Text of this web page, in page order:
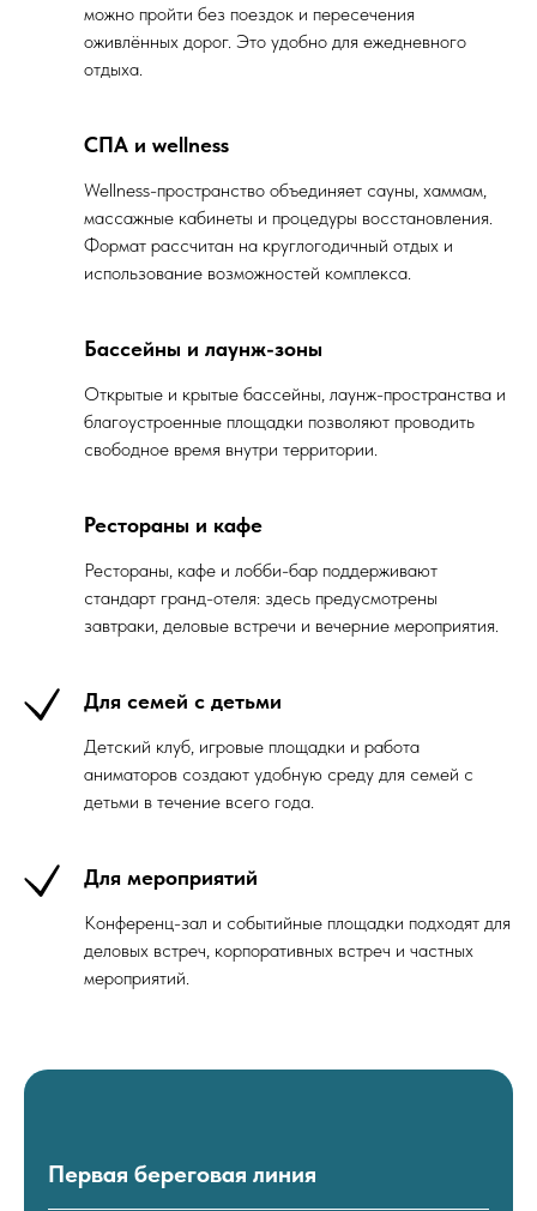
можно пройти без поездок и пересечения
оживлённых дорог. Это удобно для ежедневного
отдыха.
СПА и wellness
Wellness-пространство объединяет сауны, хаммам,
массажные кабинеты и процедуры восстановления.
Формат рассчитан на круглогодичный отдых и
использование возможностей комплекса.
Бассейны и лаунж-зоны
Открытые и крытые бассейны, лаунж-пространства и
благоустроенные площадки позволяют проводить
свободное время внутри территории.
Рестораны и кафе
Рестораны, кафе и лобби-бар поддерживают
стандарт гранд-отеля: здесь предусмотрены
завтраки, деловые встречи и вечерние мероприятия.
Для семей с детьми
Детский клуб, игровые площадки и работа
аниматоров создают удобную среду для семей с
детьми в течение всего года.
Для мероприятий
Конференц-зал и событийные площадки подходят для
деловых встреч, корпоративных встреч и частных
мероприятий.
Первая береговая линия